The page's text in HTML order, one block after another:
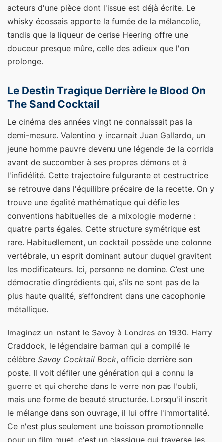
acteurs d'une pièce dont l'issue est déjà écrite. Le
whisky écossais apporte la fumée de la mélancolie,
tandis que la liqueur de cerise Heering offre une
douceur presque mûre, celle des adieux que l'on
prolonge.
Le Destin Tragique Derrière le Blood On
The Sand Cocktail
Le cinéma des années vingt ne connaissait pas la
demi-mesure. Valentino y incarnait Juan Gallardo, un
jeune homme pauvre devenu une légende de la corrida
avant de succomber à ses propres démons et à
l'infidélité. Cette trajectoire fulgurante et destructrice
se retrouve dans l'équilibre précaire de la recette. On y
trouve une égalité mathématique qui défie les
conventions habituelles de la mixologie moderne :
quatre parts égales. Cette structure symétrique est
rare. Habituellement, un cocktail possède une colonne
vertébrale, un esprit dominant autour duquel gravitent
les modificateurs. Ici, personne ne domine. C’est une
démocratie d’ingrédients qui, s’ils ne sont pas de la
plus haute qualité, s’effondrent dans une cacophonie
métallique.
Imaginez un instant le Savoy à Londres en 1930. Harry
Craddock, le légendaire barman qui a compilé le
célèbre Savoy Cocktail Book, officie derrière son
poste. Il voit défiler une génération qui a connu la
guerre et qui cherche dans le verre non pas l'oubli,
mais une forme de beauté structurée. Lorsqu'il inscrit
le mélange dans son ouvrage, il lui offre l'immortalité.
Ce n'est plus seulement une boisson promotionnelle
pour un film muet, c'est un classique qui traverse les